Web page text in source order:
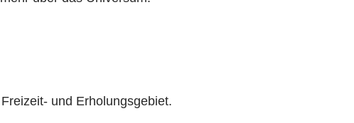
und Erholungsgebiet.